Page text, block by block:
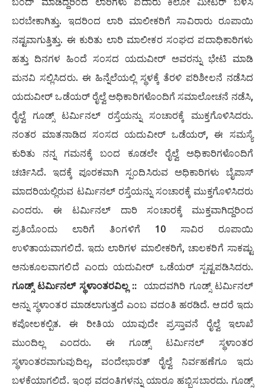
ಬರಬೇಕಾಗಿತ್ತು. ಇದರಿಂದ ಲಾರಿ ಮಾಲೀಕರಿಗೆ ಸಾವಿರಾರು ರೂಪಾಯಿ
ನಷ್ಟವಾಗುತ್ತಿತ್ತು. ಈ ಕುರಿತು ಲಾರಿ ಮಾಲೀಕರ ಸಂಘದ ಪದಾಧಿಕಾರಿಗಳು
ಹತ್ತು ದಿನಗಳ ಹಿಂದೆ ಸಂಸದ ಯದುವೀರ್‌ ಅವರನ್ನು ಭೇಟಿ ಮಾಡಿ
ಮನವಿ ಸಲ್ಲಿಸಿದರು. ಈ ಹಿನ್ನೆಲೆಯಲ್ಲಿ ಸ್ಥಳಕ್ಕೆ ತೆರಳಿ ಪರಿಶೀಲನೆ ನಡೆಸಿದ
ಯದುವೀರ್‌ ಒಡೆಯರ್‌ ರೈಲ್ವೆ ಅಧಿಕಾರಿಗಳೊಂದಿಗೆ ಸಮಾಲೋಚನೆ ನಡೆಸಿ,
ರೈಲ್ವೆ ಗೂಡ್ಸ್‌ ಟರ್ಮಿನಲ್‌ ರಸ್ತೆಯನ್ನು ಸಂಚಾರಕ್ಕೆ ಮುಕ್ತಗೊಳಿಸಿದರು.
ನಂತರ ಮಾತನಾಡಿದ ಸಂಸದ ಯದುವೀರ್‌ ಒಡೆಯರ್‌, ಈ ಸಮಸ್ಯೆ
ಕುರಿತು ನನ್ನ ಗಮನಕ್ಕೆ ಬಂದ ಕೂಡಲೇ ರೈಲ್ವೆ ಅಧಿಕಾರಿಗಳೊಂದಿಗೆ
ಚರ್ಚಿಸಿದೆ. ಇದಕ್ಕೆ ಪೂರಕವಾಗಿ ಸ್ಪಂದಿಸಿರುವ ಅಧಿಕಾರಿಗಳು ಬೈಪಾಸ್‌
ಮಾದರಿಯಲ್ಲಿರುವ ಟರ್ಮಿನಲ್‌ ರಸ್ತೆಯನ್ನು ಸಂಚಾರಕ್ಕೆ ಮುಕ್ತಗೊಳಿಸಿದರು
ಎಂದರು. ಈ ಟರ್ಮಿನಲ್‌ ದಾರಿ ಸಂಚಾರಕ್ಕೆ ಮುಕ್ತವಾಗಿದ್ದರಿಂದ
ಪ್ರತಿಯೊಂದು ಲಾರಿಗೆ ತಿಂಗಳಿಗೆ 10 ಸಾವಿರ ರೂಪಾಯಿ
ಉಳಿತಾಯವಾಗಲಿದೆ. ಇದು ಲಾರಿಗಳ ಮಾಲೀಕರಿಗೆ, ಚಾಲಕರಿಗೆ ಸಾಕಷ್ಟು
ಅನುಕೂಲವಾಗಲಿದೆ ಎಂದು ಯದುವೀರ್‌ ಒಡೆಯರ್‌ ಸ್ಪಷ್ಟಪಡಿಸಿದರು.
ಗೂಡ್ಸ್‌ ಟರ್ಮಿನಲ್‌ ಸ್ಥಳಾಂತರವಿಲ್ಲ ::ಯಾದವಗಿರಿ ಗೂಡ್ಸ್‌ ಟರ್ಮಿನಲ್‌
ಅನ್ನು ಸ್ಥಳಾಂತರ ಮಾಡಲಾಗುತ್ತದೆ ಎಂಬ ವದಂತಿ ಹರಡಿದೆ. ಆದರೆ ಇದು
ಕಪೋಲಕಲ್ಪಿತ. ಈ ರೀತಿಯ ಯಾವುದೇ ಪ್ರಸ್ತಾವನೆ ರೈಲ್ವೆ ಇಲಾಖೆ
ಮುಂದಿಲ್ಲ ಎಂದರು. ಈ ಗೂಡ್ಸ್‌ ಟರ್ಮಿನಲ್‌ ಸ್ಥಳಾಂತರ
ಸ್ಥಳಾಂತರವಾಗುವುದಿಲ್ಲ, ವಂದೇಭಾರತ್‌ ರೈಲ್ವೆ ನಿರ್ವಹಣೆಗೂ ಇದು
ಬಳಕೆಯಾಗಲಿದೆ. ಇಂಥ ವದಂತಿಗಳನ್ನು ಯಾರೂ ಹಬ್ಬಿಸಬಾರದು. ಗೂಡ್ಸ್‌